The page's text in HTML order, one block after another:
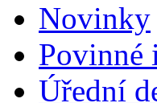
Novinky
Povinné
Úřední